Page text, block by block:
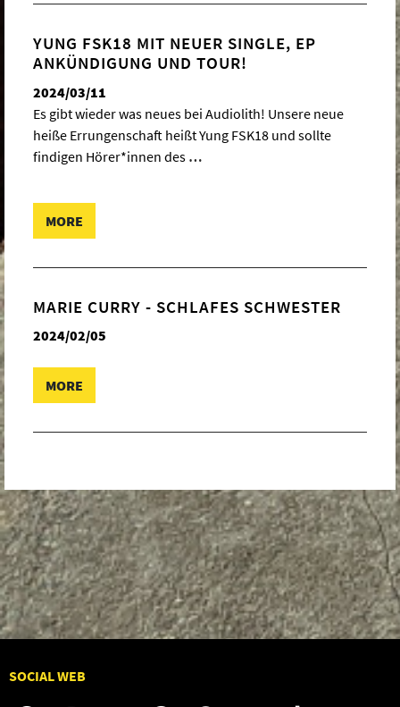
YUNG FSK18 MIT NEUER SINGLE, EP
ANKÜNDIGUNG UND TOUR!
2024/03/11
Es gibt wieder was neues bei Audiolith! Unsere neue
heiße Errungenschaft heißt Yung FSK18 und sollte
findigen Hörer*innen des …
MORE
MARIE CURRY - SCHLAFES SCHWESTER
2024/02/05
MORE
SOCIAL WEB